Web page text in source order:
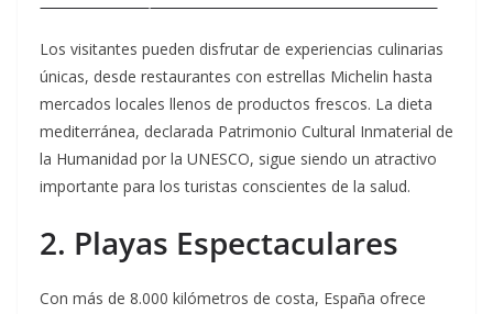
Los visitantes pueden disfrutar de experiencias culinarias
únicas, desde restaurantes con estrellas Michelin hasta
mercados locales llenos de productos frescos. La dieta
mediterránea, declarada Patrimonio Cultural Inmaterial de
la Humanidad por la UNESCO, sigue siendo un atractivo
importante para los turistas conscientes de la salud.
2. Playas Espectaculares
Con más de 8.000 kilómetros de costa, España ofrece